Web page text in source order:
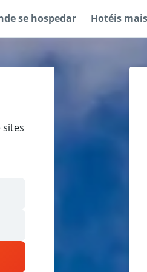
se hospedar Hotéis
sites